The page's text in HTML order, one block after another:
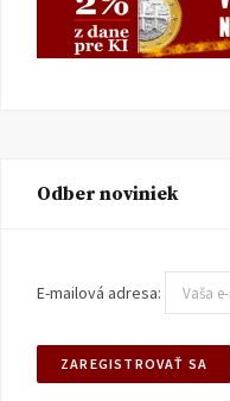
Odber noviniek
E-mailová adresa: